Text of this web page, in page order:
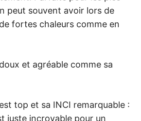
peut souvent avoir lors de
fortes chaleurs comme en
et agréable comme sa
top et sa INCI remarquable :
juste incroyable pour un